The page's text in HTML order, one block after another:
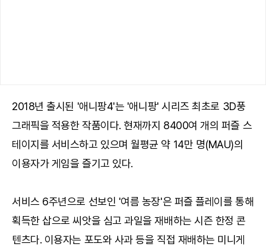
2018년 출시된 '애니팡4'는 '애니팡' 시리즈 최초로 3D풍
그래픽을 적용한 작품이다. 현재까지 8400여 개의 퍼즐 스
테이지를 서비스하고 있으며 월평균 약 14만 명(MAU)의
이용자가 게임을 즐기고 있다.
서비스 6주년으로 선보인 '여름 농장'은 퍼즐 플레이를 통해
획득한 삽으로 씨앗을 심고 과일을 재배하는 시즌 한정 콘
텐츠다. 이용자는 포도와 사과 등을 직접 재배하는 미니게